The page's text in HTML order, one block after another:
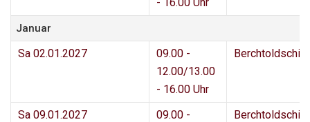
Januar
Sa 02.01.2027
09.00 -
12.00/13.00
- 16.00 Uhr
Sa 09.01.2027
09.00 -